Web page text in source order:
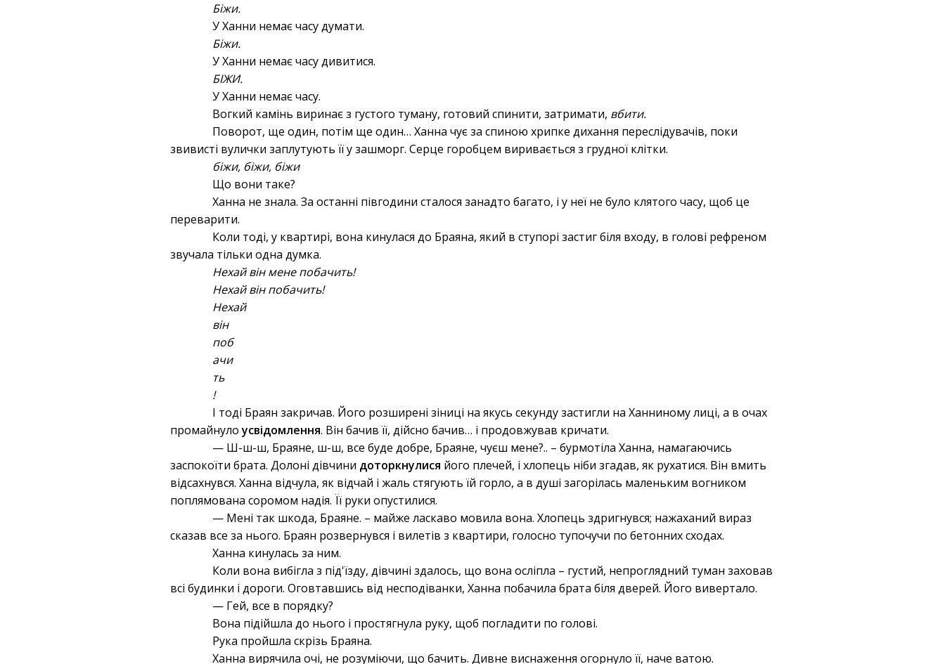
Біжи.
У Ханни немає часу думати.
Біжи.
У Ханни немає часу дивитися.
БІЖИ.
У Ханни немає часу.
Вогкий камінь виринає з густого туману, готовий спинити, затримати, вбити.
Поворот, ще один, потім ще один… Ханна чує за спиною хрипке дихання переслідувачів, поки
звивисті вулички заплутують її у зашморг. Серце горобцем виривається з грудної клітки.
біжи, біжи, біжи
Що вони таке?
Ханна не знала. За останні півгодини сталося занадто багато, і у неї не було клятого часу, щоб це
переварити.
Коли тоді, у квартирі, вона кинулася до Браяна, який в ступорі застиг біля входу, в голові рефреном
звучала тільки одна думка.
Нехай він мене побачить!
Нехай він побачить!
Нехай
він
поб
ачи
ть
!
І тоді Браян закричав. Його розширені зіниці на якусь секунду застигли на Ханниному лиці, а в очах
промайнулоусвідомлення. Він бачив її, дійсно бачив… і продовжував кричати.
— Ш-ш-ш, Браяне, ш-ш, все буде добре, Браяне, чуєш мене?.. – бурмотіла Ханна, намагаючись
заспокоїти брата. Долоні дівчини доторкнулися його плечей, і хлопець ніби згадав, як рухатися. Він вмить
відсахнувся. Ханна відчула, як відчай і жаль стягують їй горло, а в душі загорілась маленьким вогником
поплямована соромом надія. Її руки опустилися.
— Мені так шкода, Браяне. – майже ласкаво мовила вона. Хлопець здригнувся; нажаханий вираз
сказав все за нього. Браян розвернувся і вилетів з квартири, голосно тупочучи по бетонних сходах.
Ханна кинулась за ним.
Коли вона вибігла з під'їзду, дівчині здалось, що вона осліпла – густий, непроглядний туман заховав
всі будинки і дороги. Оговтавшись від несподіванки, Ханна побачила брата біля дверей. Його вивертало.
— Гей, все в порядку?
Вона підійшла до нього і простягнула руку, щоб погладити по голові.
Рука пройшла скрізь Браяна.
Ханна вирячила очі, не розуміючи, що бачить. Дивне виснаження огорнуло її, наче ватою.